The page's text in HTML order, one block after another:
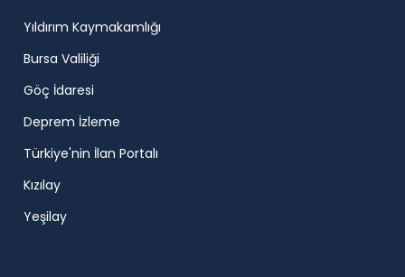
Yıldırım Kaymakamlığı
Bursa Valiliği
Göç İdaresi
Deprem İzleme
Türkiye'nin İlan Portalı
Kızılay
Yeşilay